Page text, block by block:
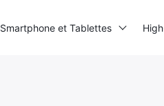
Smartphone et Tablettes